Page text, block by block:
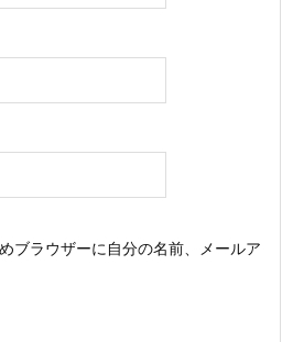
ブラウザーに自分の名前、メールア